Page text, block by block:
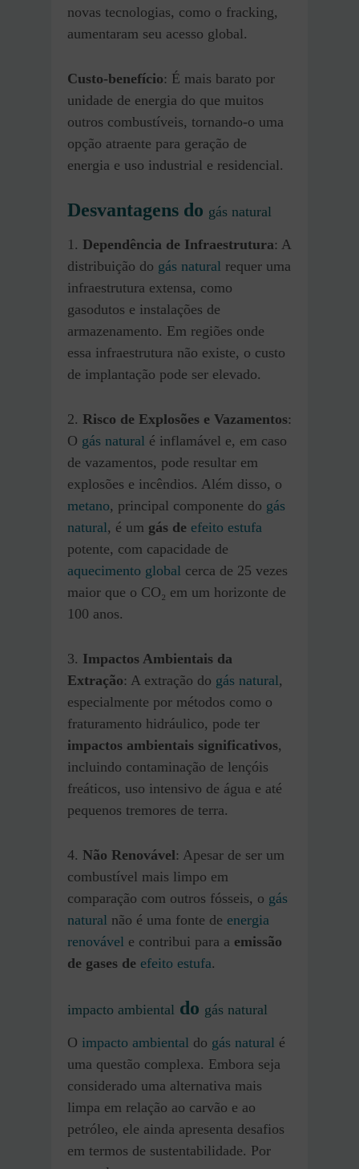
novas tecnologias, como o fracking,
aumentaram seu acesso global.
Custo-benefício: É mais barato por
unidade de energia do que muitos
outros combustíveis, tornando-o uma
opção atraente para geração de
energia e uso industrial e residencial.
Desvantagens do gás natural
1. Dependência de Infraestrutura: A
distribuição do gás natural requer uma
infraestrutura extensa, como
gasodutos e instalações de
armazenamento. Em regiões onde
essa infraestrutura não existe, o custo
de implantação pode ser elevado.
2. Risco de Explosões e Vazamentos:
O gás natural é inflamável e, em caso
de vazamentos, pode resultar em
explosões e incêndios. Além disso, o
metano, principal componente do gás
natural, é um gás de efeito estufa
potente, com capacidade de
aquecimento global cerca de 25 vezes
maior que o CO₂ em um horizonte de
100 anos.
3. Impactos Ambientais da
Extração: A extração do gás natural,
especialmente por métodos como o
fraturamento hidráulico, pode ter
impactos ambientais significativos,
incluindo contaminação de lençóis
freáticos, uso intensivo de água e até
pequenos tremores de terra.
4. Não Renovável: Apesar de ser um
combustível mais limpo em
comparação com outros fósseis, o gás
natural não é uma fonte de energia
renovável e contribui para a emissão
de gases de efeito estufa.
impacto ambiental do gás natural
O impacto ambiental do gás natural é
uma questão complexa. Embora seja
considerado uma alternativa mais
limpa em relação ao carvão e ao
petróleo, ele ainda apresenta desafios
em termos de sustentabilidade. Por